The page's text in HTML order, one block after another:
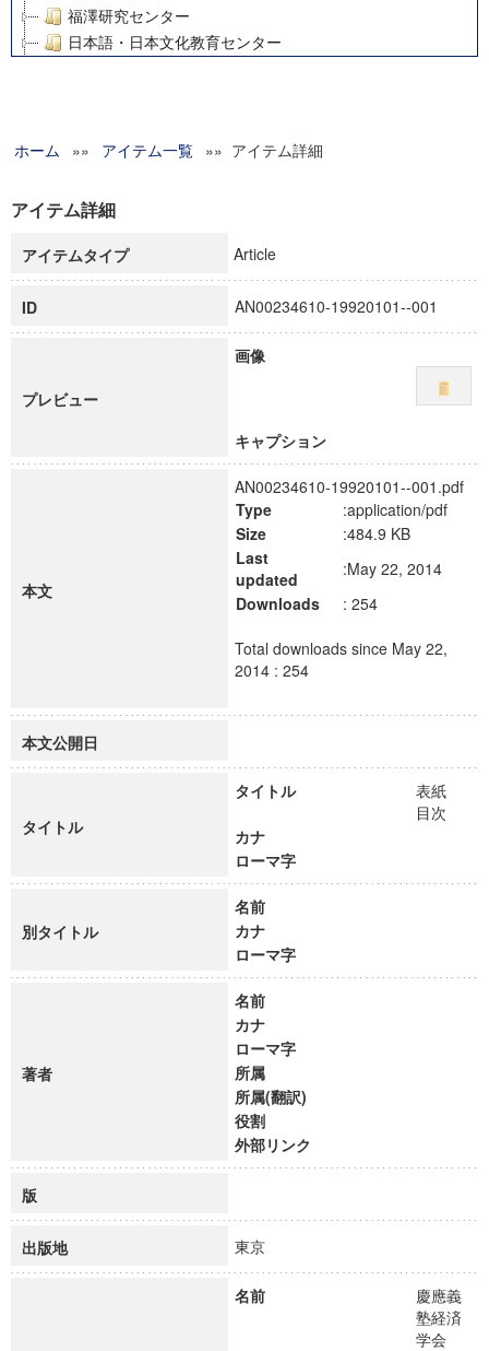
福澤研究センター
日本語・日本文化教育センター
グローバルリサーチインスティテュート
科学研究費補助金研究成果報告書
慶應義塾大学グローバルCOEプログラム市民社会ガバナンス
慶應義塾大学グローバルCOEプログラム論理と感性の先端的
博士課程教育リーディングプログラム「超成熟社会発展のサ
学術雑誌掲載論文等(8)
ホーム »» アイテム一覧 »» アイテム詳細
アイテム詳細
アイテムタイプ Article
ID AN00234610-19920101--001
プレビュー
画像
キャプション
本文
AN00234610-19920101--001.pdf
Type
:application/pdf
Size
:484.9 KB
Last
updated
:May 22, 2014
Downloads
: 254
Total downloads since May 22,
2014 : 254
本文公開日
タイトル
タイトル
表紙
目次
カナ
ローマ字
別タイトル
名前
カナ
ローマ字
著者
名前
カナ
ローマ字
所属
所属(翻訳)
役割
外部リンク
版
出版地 東京
名前
慶應義
塾経済
学会